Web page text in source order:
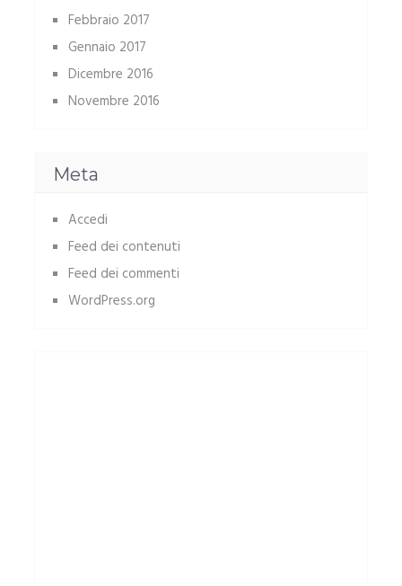
Febbraio 2017
Gennaio 2017
Dicembre 2016
Novembre 2016
Meta
Accedi
Feed dei contenuti
Feed dei commenti
WordPress.org